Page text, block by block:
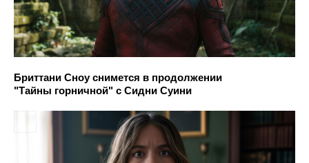
Бриттани Сноу снимется в продолжении
"Тайны горничной" с Сидни Суини